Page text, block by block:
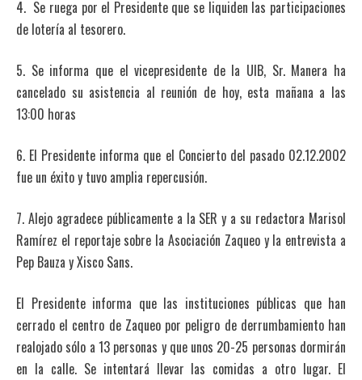
4. Se ruega por el Presidente que se liquiden las participaciones
de lotería al tesorero.
5. Se informa que el vicepresidente de la UIB, Sr. Manera ha
cancelado su asistencia al reunión de hoy, esta mañana a las
13:00 horas
6. El Presidente informa que el Concierto del pasado 02.12.2002
fue un éxito y tuvo amplia repercusión.
7. Alejo agradece públicamente a la SER y a su redactora Marisol
Ramírez el reportaje sobre la Asociación Zaqueo y la entrevista a
Pep Bauza y Xisco Sans.
El Presidente informa que las instituciones públicas que han
cerrado el centro de Zaqueo por peligro de derrumbamiento han
realojado sólo a 13 personas y que unos 20-25 personas dormirán
en la calle. Se intentará llevar las comidas a otro lugar. El